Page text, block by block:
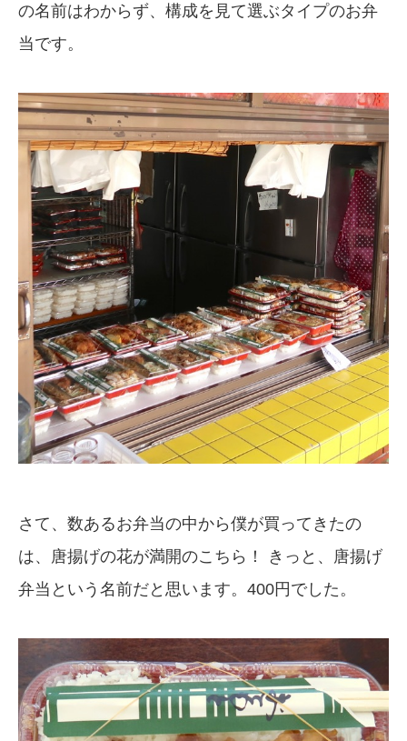
の名前はわからず、構成を見て選ぶタイプのお弁
当です。
さて、数あるお弁当の中から僕が買ってきたの
は、唐揚げの花が満開のこちら！ きっと、唐揚げ
弁当という名前だと思います。400円でした。